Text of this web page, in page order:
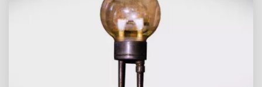
издание календарей в Бранденбурге.